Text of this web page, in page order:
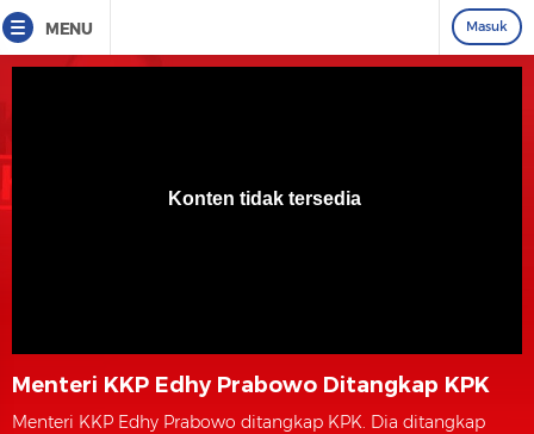
MENU Masuk
Menteri KKP Edhy Prabowo Ditangkap KPK
Menteri KKP Edhy Prabowo ditangkap KPK. Dia ditangkap